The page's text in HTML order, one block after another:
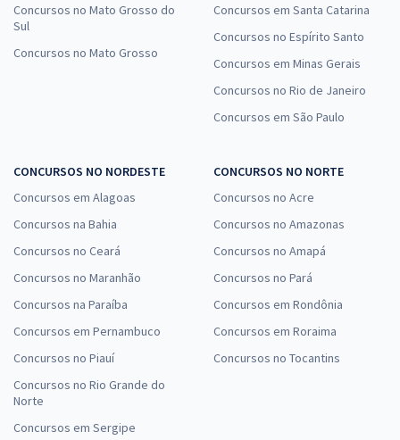
Concursos no Mato Grosso do
Sul
Concursos no Mato Grosso
Concursos em Santa Catarina
Concursos no Espírito Santo
Concursos em Minas Gerais
Concursos no Rio de Janeiro
Concursos em São Paulo
CONCURSOS NO NORDESTE
Concursos em Alagoas
Concursos na Bahia
Concursos no Ceará
Concursos no Maranhão
Concursos na Paraíba
Concursos em Pernambuco
Concursos no Piauí
Concursos no Rio Grande do
Norte
Concursos em Sergipe
CONCURSOS NO NORTE
Concursos no Acre
Concursos no Amazonas
Concursos no Amapá
Concursos no Pará
Concursos em Rondônia
Concursos em Roraima
Concursos no Tocantins